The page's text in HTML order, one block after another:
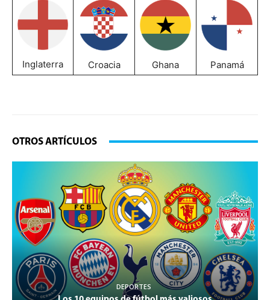
Inglaterra Croacia Ghana Panamá
OTROS ARTÍCULOS
DEPORTES